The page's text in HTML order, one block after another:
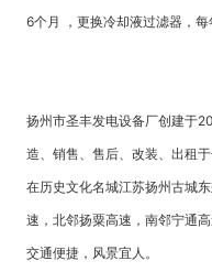
6个月 ，更换冷却液过滤器，每
扬州市圣丰发电设备厂创建于
造、销售、售后、改装、出租
在历史文化名城江苏扬州古城
速，北邻扬粟高速，南邻宁通
交通便捷，风景宜人。